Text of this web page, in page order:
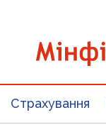
Страхування